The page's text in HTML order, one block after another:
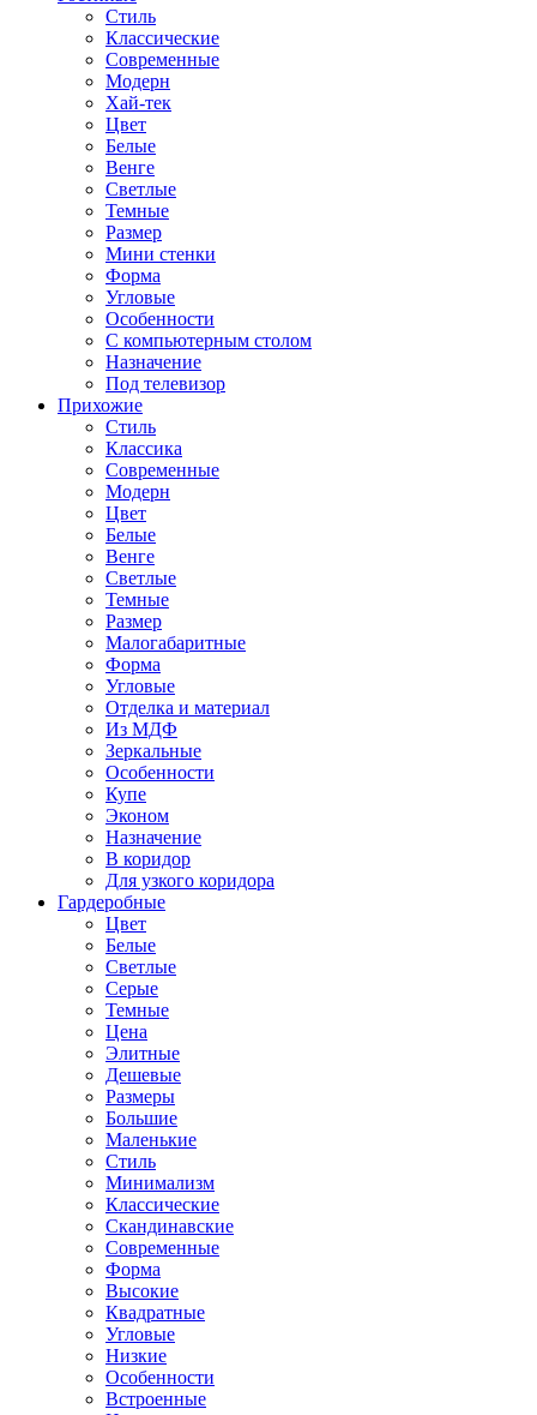
Стиль
Классические
Современные
Модерн
Хай-тек
Цвет
Белые
Венге
Светлые
Темные
Размер
Мини стенки
Форма
Угловые
Особенности
С компьютерным столом
Назначение
Под телевизор
Прихожие
Стиль
Классика
Современные
Модерн
Цвет
Белые
Венге
Светлые
Темные
Размер
Малогабаритные
Форма
Угловые
Отделка и материал
Из МДФ
Зеркальные
Особенности
Купе
Эконом
Назначение
В коридор
Для узкого коридора
Гардеробные
Цвет
Белые
Светлые
Серые
Темные
Цена
Элитные
Дешевые
Размеры
Большие
Маленькие
Стиль
Минимализм
Классические
Скандинавские
Современные
Форма
Высокие
Квадратные
Угловые
Низкие
Особенности
Встроенные